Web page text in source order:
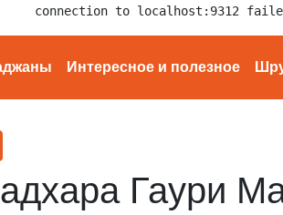
connection to localhost:9312
Интересное и полезное
Гаури